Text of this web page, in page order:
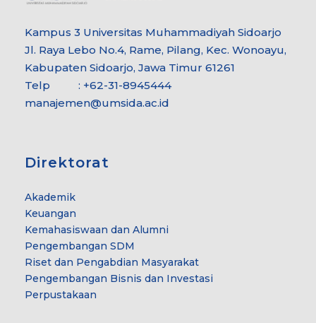
Kampus 3 Universitas Muhammadiyah Sidoarjo
Jl. Raya Lebo No.4, Rame, Pilang, Kec. Wonoayu,
Kabupaten Sidoarjo, Jawa Timur 61261
Telp : +62-31-8945444
manajemen@umsida.ac.id
Direktorat
Akademik
Keuangan
Kemahasiswaan dan Alumni
Pengembangan SDM
Riset dan Pengabdian Masyarakat
Pengembangan Bisnis dan Investasi
Perpustakaan